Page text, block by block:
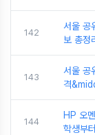
142
서울 공
보 총정
143
서울 공
격
144
HP 오
학생부